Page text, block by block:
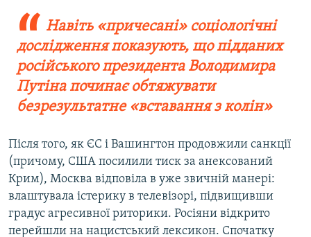
Навіть «причесані» соціологічні
дослідження показують, що підданих
російського президента Володимира
Путіна починає обтяжувати
безрезультатне «вставання з колін»
Після того, як ЄС і Вашингтон продовжили санкції
(причому, США посилили тиск за анексований
Крим), Москва відповіла в уже звичній манері:
влаштувала істерику в телевізорі, підвищивши
градус агресивної риторики. Росіяни відкрито
перейшли на нацистський лексикон. Спочатку